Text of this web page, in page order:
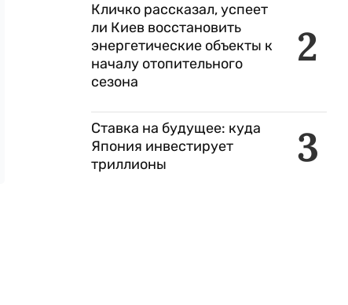
2
Кличко рассказал, успеет
ли Киев восстановить
энергетические объекты к
началу отопительного
сезона
3
Ставка на будущее: куда
Япония инвестирует
триллионы